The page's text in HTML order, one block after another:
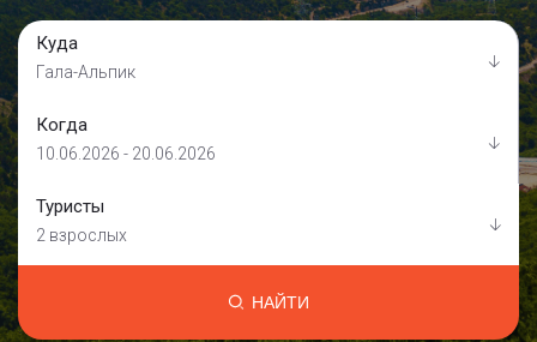
Куда
Гала-Альпик
Когда
10.06.2026 - 20.06.2026
Туристы
2 взрослых
НАЙТИ